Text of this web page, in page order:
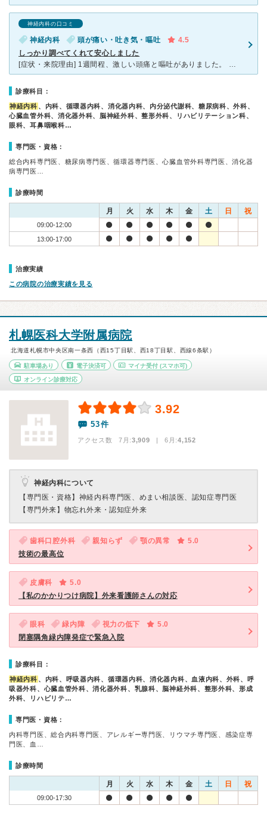
神経内科の口コミ
神経内科 頭が痛い・吐き気・嘔吐
4.5
しっかり調べてくれて安心しました
[症状・来院理由] 1週間程、激しい頭痛と嘔吐がありました。 近所のクリニックで診察をしてもらい鎮痛剤を処方してもらいましたが痛みが治まらず。 半年ほど前にも一度、後頭部に今まで感じたことの
診療科目：
神経内科 、内科、循環器内科、消化器内科、内分泌代謝科、糖尿病科、外科、
心臓血管外科、消化器外科、脳神経外科、整形外科、リハビリテーション科、
眼科、耳鼻咽喉科…
専門医・資格：
総合内科専門医、糖尿病専門医、循環器専門医、心臓血管外科専門医、消化器
病専門医…
診療時間
月 火 水 木 金 土 日 祝
09:00-12:00
13:00-17:00
治療実績
この病院の治療実績を見る
札幌医科大学附属病院
北海道札幌市中央区南一条西（西15丁目駅、西18丁目駅、西線6条駅）
駐車場あり 電子決済可 マイナ受付 (スマホ可)
オンライン診療対応
3.92
53件
アクセス数 7月:3,909 | 6月:4,152
神経内科について
【専門医・資格】 神経内科専門医、めまい相談医、認知症専門医
【専門外来】 物忘れ外来・認知症外来
歯科口腔外科 親知らず 顎の異常
5.0
技術の最高位
皮膚科
5.0
【私のかかりつけ病院】外来看護師さんの対応
眼科 緑内障 視力の低下
5.0
閉塞隅角緑内障発症で緊急入院
診療科目：
神経内科 、内科、呼吸器内科、循環器内科、消化器内科、血液内科、外科、呼
吸器外科、心臓血管外科、消化器外科、乳腺科、脳神経外科、整形外科、形成
外科、リハビリテ…
専門医・資格：
内科専門医、総合内科専門医、アレルギー専門医、リウマチ専門医、感染症専
門医、血…
診療時間
月 火 水 木 金 土 日 祝
09:00-17:30